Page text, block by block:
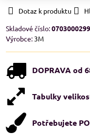
Dotaz k produktu
Skladové číslo:
Výrobce: 3M
DOPRAVA od
Tabulky
Potřebujete